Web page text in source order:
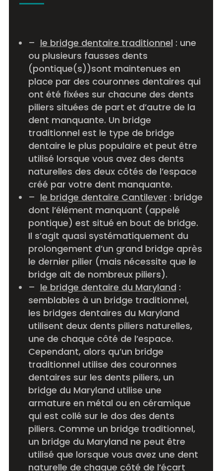
– le bridge dentaire traditionnel : une
ou plusieurs fausses dents
(pontique(s))sont maintenues en
place par des couronnes dentaires qui
ont été fixées sur chacune des dents
piliers situées de part et d’autre de la
dent manquante. Un bridge
traditionnel est le type de bridge
dentaire le plus populaire et peut être
utilisé lorsque vous avez des dents
naturelles des deux côtés de l’espace
créé par votre dent manquante.
– le bridge dentaire Cantilever : bridge
dont l’élément manquant (appelé
pontique) est situé en bout de bridge.
Il s’agit quasi systématiquement du
prolongement d’un grand bridge après
le dernier pilier (mais nécessite que le
bridge ait de nombreux piliers).
– le bridge dentaire du Maryland :
semblables à un bridge traditionnel,
les bridges dentaires du Maryland
utilisent deux dents piliers naturelles,
une de chaque côté de l’espace.
Cependant, alors qu’un bridge
traditionnel utilise des couronnes
dentaires sur les dents piliers, un
bridge du Maryland utilise une
armature en métal ou en céramique
qui est collé sur le dos des dents
piliers. Comme un bridge traditionnel,
un bridge du Maryland ne peut être
utilisé que lorsque vous avez une dent
naturelle de chaque côté de l’écart